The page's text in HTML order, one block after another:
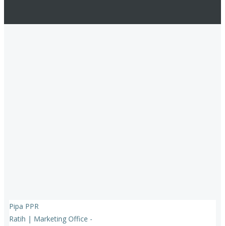
Pipa PPR
Ratih | Marketing Office -